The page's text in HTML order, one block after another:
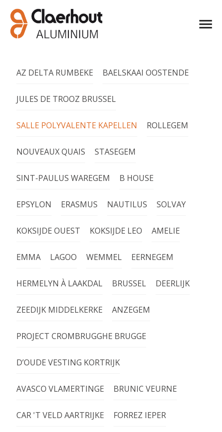
AZ DELTA RUMBEKE BAELSKAAI OOSTENDE
JULES DE TROOZ BRUSSEL
SALLE POLYVALENTE KAPELLEN ROLLEGEM
NOUVEAUX QUAIS STASEGEM
SINT-PAULUS WAREGEM B HOUSE
EPSYLON ERASMUS NAUTILUS SOLVAY
KOKSIJDE OUEST KOKSIJDE LEO AMELIE
EMMA LAGOO WEMMEL EERNEGEM
HERMELYN À LAAKDAL BRUSSEL DEERLIJK
ZEEDIJK MIDDELKERKE ANZEGEM
PROJECT CROMBRUGGHE BRUGGE
D’OUDE VESTING KORTRIJK
AVASCO VLAMERTINGE BRUNIC VEURNE
CAR 'T VELD AARTRIJKE FORREZ IEPER